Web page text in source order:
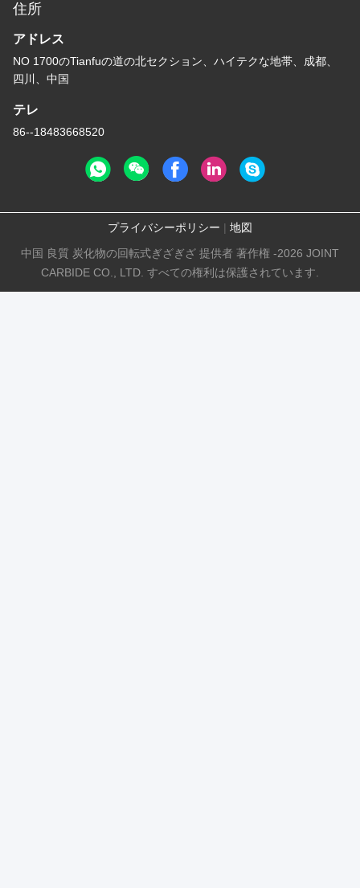
住所
アドレス
NO 1700のTianfuの道の北セクション、ハイテクな地帯、成都、
四川、中国
テレ
86--18483668520
プライバシーポリシー | 地図
中国 良質 炭化物の回転式ぎざぎざ 提供者 著作権 -2026 JOINT
CARBIDE CO., LTD. すべての権利は保護されています.